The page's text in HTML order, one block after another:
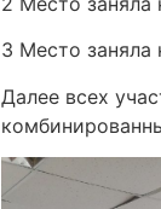
3 Место
Далее всех